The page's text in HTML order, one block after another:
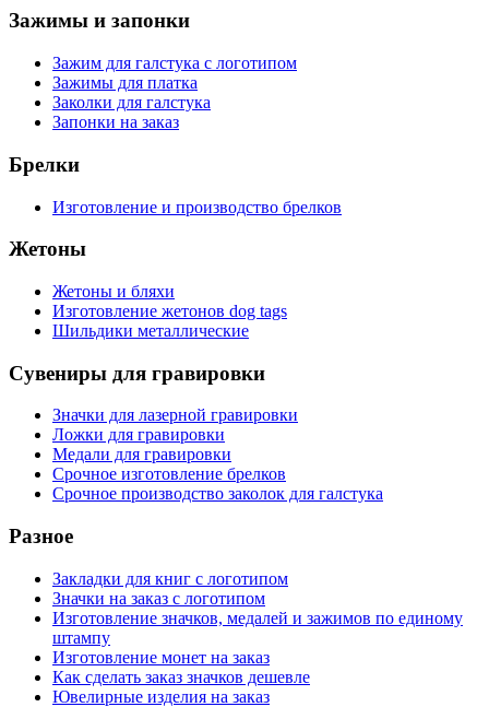
Зажимы и запонки
Зажим для галстука с логотипом
Зажимы для платка
Заколки для галстука
Запонки на заказ
Брелки
Изготовление и производство брелков
Жетоны
Жетоны и бляхи
Изготовление жетонов dog tags
Шильдики металлические
Сувениры для гравировки
Значки для лазерной гравировки
Ложки для гравировки
Медали для гравировки
Срочное изготовление брелков
Срочное производство заколок для галстука
Разное
Закладки для книг с логотипом
Значки на заказ с логотипом
Изготовление значков, медалей и зажимов по единому
штампу
Изготовление монет на заказ
Как сделать заказ значков дешевле
Ювелирные изделия на заказ